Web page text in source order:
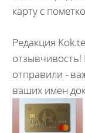
карту с
Редакция
отправили -
ваших имен